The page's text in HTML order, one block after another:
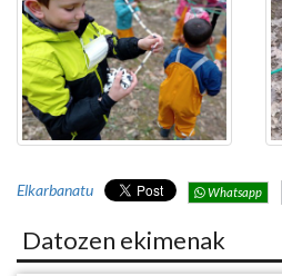
Elkarbanatu Whatsapp
Datozen ekimenak